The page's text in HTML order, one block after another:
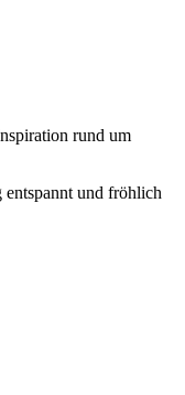
rund um
und fröhlich